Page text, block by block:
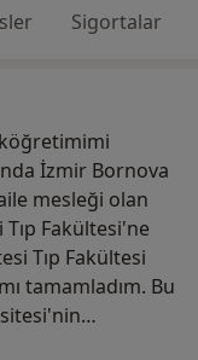
Sigortalar
İzmir Bornova
mesleği olan
Fakültesi'ne
Tıp Fakültesi
tamamladım. Bu
doktor olarak